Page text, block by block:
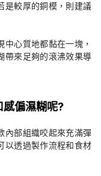
是較厚的銅模，則建議
心質地都黏在一塊，
帶來足夠的滾沸效果導
感偏濕糊呢?
內部組織咬起來充滿彈
以透過製作流程和食材